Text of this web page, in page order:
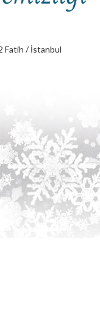
Fatih / İstanbul